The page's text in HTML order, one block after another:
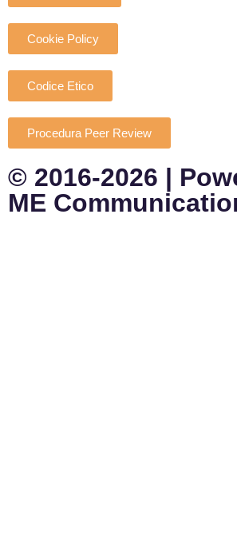
Cookie Policy
Codice Etico
Procedura Peer Review
© 2016-2026 |
ME